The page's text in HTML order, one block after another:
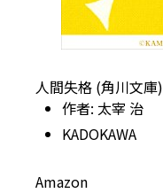
人間失格 (角川文庫)
作者: 太宰 治
KADOKAWA
Amazon